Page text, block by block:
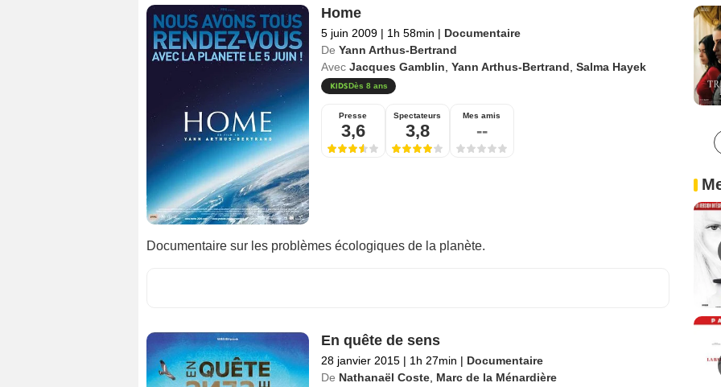
Home
5 juin 2009 | 1h 58min | Documentaire
De Yann Arthus-Bertrand
Avec Jacques Gamblin Yann Arthus-Bertrand Salma Hayek
Dès 8 ans
Presse
3,6
Spectateurs
3,8
Mes amis
--
Documentaire sur les problèmes écologiques de la planète.
En quête de sens
28 janvier 2015 | 1h 27min | Documentaire
De Nathanaël Coste, Marc de la Ménardière